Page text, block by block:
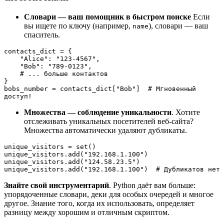
Словари — ваш помощник в быстром поиске Если
вы ищете по ключу (например, name), словари — ваш
спаситель.
contacts_dict = {
}
bobs_number = contacts_dict["Bob"]  # Мгновенный
доступ!
Множества — соблюдение уникальности. Хотите
отслеживать уникальных посетителей веб-сайта?
Множества автоматически удаляют дубликаты.
unique_visitors = set()
unique_visitors.add("192.168.1.100")
unique_visitors.add("124.58.23.5")
unique_visitors.add("192.168.1.100")  # Дубликатов нет
Знайте свой инструментарий. Python даёт вам больше:
упорядоченные словари, деки для особых очередей и многое
другое. Знание того, когда их использовать, определяет
разницу между хорошим и отличным скриптом.